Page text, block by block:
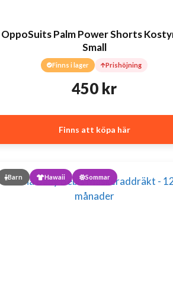
OppoSuits Palm Power Shorts
Small
Finns i lager Prishöjning
450 kr
Finns att köpa här
Barn Hawaii Sommar